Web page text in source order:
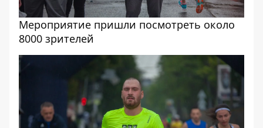
Мероприятие пришли посмотреть около
8000 зрителей